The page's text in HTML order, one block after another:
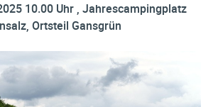
10.00 Uhr , Jahrescampingplatz
Ortsteil Gansgrün